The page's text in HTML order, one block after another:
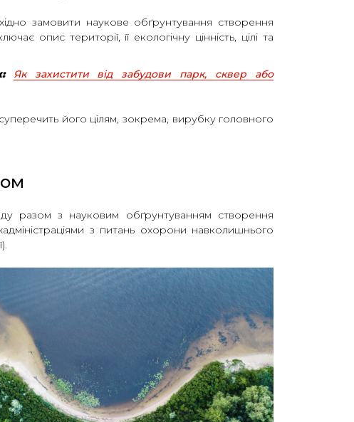
замовити наукове обґрунтування створення
опис території, її екологічну цінність, цілі та
Як захистити від забудови парк, сквер або
його цілям, зокрема, вирубку головного
разом з науковим обґрунтуванням створення
з питань охорони навколишнього